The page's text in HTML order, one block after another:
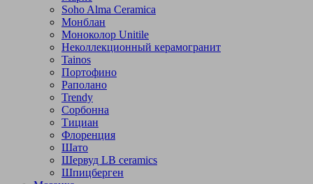
Soho Alma Ceramica
Монблан
Моноколор Unitile
Неколлекционный керамогранит
Tainos
Портофино
Раполано
Trendy
Сорбонна
Тициан
Флоренция
Шато
Шервуд LB ceramics
Шпицберген